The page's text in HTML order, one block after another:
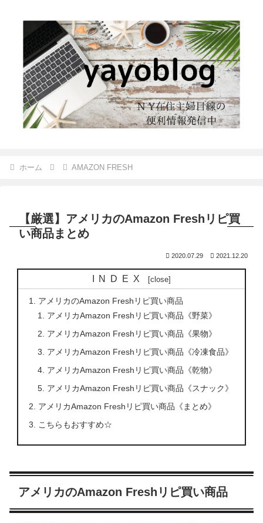
ホーム AMAZON FRESH
【厳選】アメリカのAmazon Freshリピ買
い商品まとめ
2020.07.29 2021.12.20
INDEX
アメリカのAmazon Freshリピ買い商品
アメリカAmazon Freshリピ買い商品《野菜》
アメリカAmazon Freshリピ買い商品《果物》
アメリカAmazon Freshリピ買い商品《冷凍食品》
アメリカAmazon Freshリピ買い商品《乾物》
アメリカAmazon Freshリピ買い商品《スナック》
アメリカAmazon Freshリピ買い商品《まとめ》
こちらもおすすめ☆
アメリカのAmazon Freshリピ買い商品